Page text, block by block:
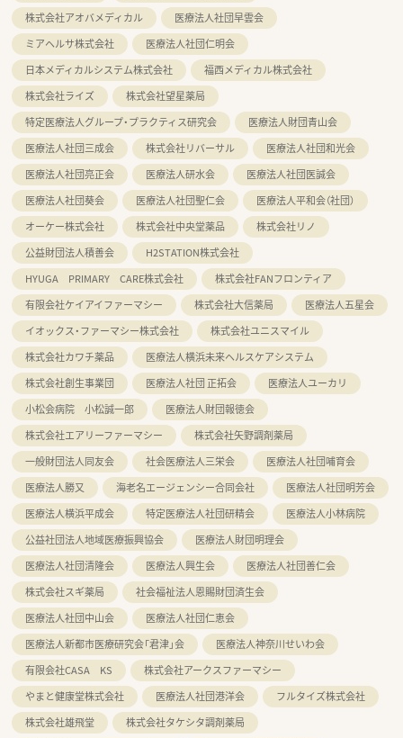
株式会社アオバメディカル
医療法人社団早雲会
ミアヘルサ株式会社
医療法人社団仁明会
日本メディカルシステム株式会社
福西メディカル株式会社
株式会社ライズ
株式会社望星薬局
特定医療法人グループ・プラクティス研究会
医療法人財団青山会
医療法人社団三成会
株式会社リバーサル
医療法人社団和光会
医療法人社団亮正会
医療法人研水会
医療法人社団医誠会
医療法人社団葵会
医療法人社団聖仁会
医療法人平和会（社団）
オーケー株式会社
株式会社中央堂薬品
株式会社リノ
公益財団法人積善会
H2STATION株式会社
HYUGA PRIMARY CARE株式会社
株式会社FANフロンティア
有限会社ケイアイファーマシー
株式会社大信薬局
医療法人五星会
イオックス・ファーマシー株式会社
株式会社ユニスマイル
株式会社カワチ薬品
医療法人横浜未来ヘルスケアシステム
株式会社創生事業団
医療法人社団 正拓会
医療法人ユーカリ
小松会病院 小松誠一郎
医療法人財団報徳会
株式会社エアリーファーマシー
株式会社矢野調剤薬局
一般財団法人同友会
社会医療法人三栄会
医療法人社団哺育会
医療法人勝又
海老名エージェンシー合同会社
医療法人社団明芳会
医療法人横浜平成会
特定医療法人社団研精会
医療法人小林病院
公益社団法人地域医療振興協会
医療法人財団明理会
医療法人社団清隆会
医療法人興生会
医療法人社団善仁会
株式会社スギ薬局
社会福祉法人恩賜財団済生会
医療法人社団中山会
医療法人社団仁恵会
医療法人新都市医療研究会「君津」会
医療法人神奈川せいわ会
有限会社CASA KS
株式会社アークスファーマシー
やまと健康堂株式会社
医療法人社団港洋会
フルタイズ株式会社
株式会社雄飛堂
株式会社タケシタ調剤薬局